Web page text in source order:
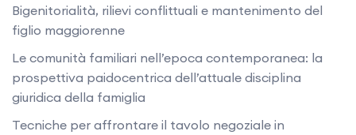
Bigenitorialità, rilievi conflittuali e mantenimento del
figlio maggiorenne
Le comunità familiari nell’epoca contemporanea: la
prospettiva paidocentrica dell’attuale disciplina
giuridica della famiglia
Tecniche per affrontare il tavolo negoziale in